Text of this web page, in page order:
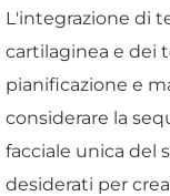
L'integrazione di
cartilaginea e dei
pianificazione e
considerare la
facciale unica del
desiderati per